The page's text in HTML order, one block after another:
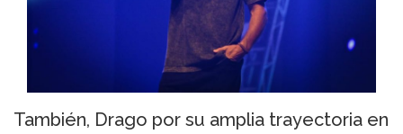
También, Drago por su amplia trayectoria en